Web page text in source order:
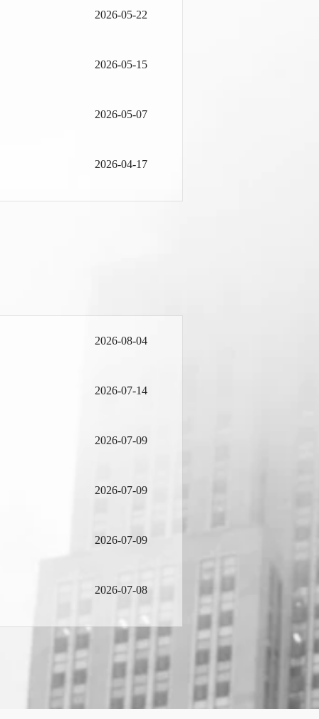
2026-05-22
2026-05-15
2026-05-07
2026-04-17
2026-08-04
2026-07-14
2026-07-09
2026-07-09
2026-07-09
2026-07-08